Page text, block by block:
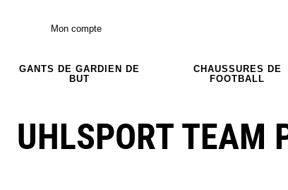
Mon compte
GANTS DE GARDIEN DE
BUT
CHAUSSURES DE
FOOTBALL
UHLSPORT TEAM